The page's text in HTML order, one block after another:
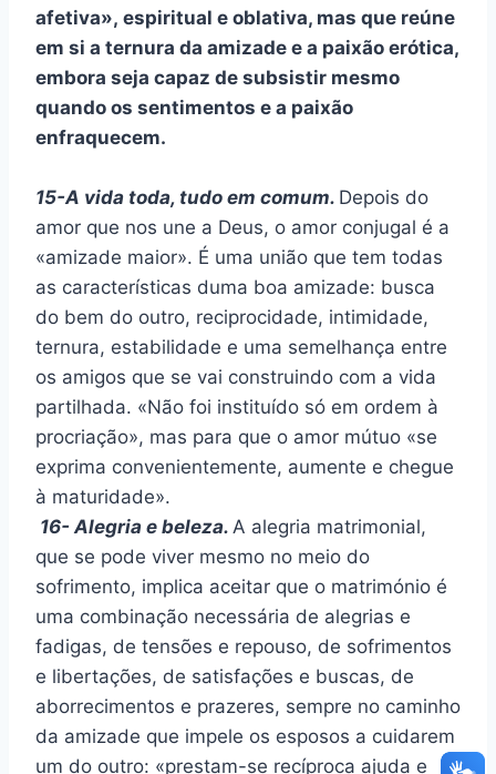
afetiva», espiritual e oblativa, mas que reúne
em si a ternura da amizade e a paixão erótica,
embora seja capaz de subsistir mesmo
quando os sentimentos e a paixão
enfraquecem.
15-A vida toda, tudo em comum. Depois do
amor que nos une a Deus, o amor conjugal é a
«amizade maior». É uma união que tem todas
as características duma boa amizade: busca
do bem do outro, reciprocidade, intimidade,
ternura, estabilidade e uma semelhança entre
os amigos que se vai construindo com a vida
partilhada. «Não foi instituído só em ordem à
procriação», mas para que o amor mútuo «se
exprima convenientemente, aumente e chegue
à maturidade».
16- Alegria e beleza. A alegria matrimonial,
que se pode viver mesmo no meio do
sofrimento, implica aceitar que o matrimónio é
uma combinação necessária de alegrias e
fadigas, de tensões e repouso, de sofrimentos
e libertações, de satisfações e buscas, de
aborrecimentos e prazeres, sempre no caminho
da amizade que impele os esposos a cuidarem
um do outro: «prestam-se recíproca ajuda e